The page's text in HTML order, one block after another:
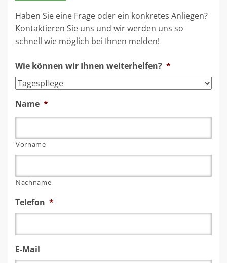
Haben Sie eine Frage oder ein konkretes Anliegen?
Kontaktieren Sie uns und wir werden uns so
schnell wie möglich bei Ihnen melden!
Wie können wir Ihnen weiterhelfen? *
Name *
Vorname
Nachname
Telefon *
E-Mail